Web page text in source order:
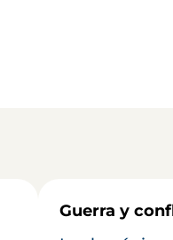
Guerra y